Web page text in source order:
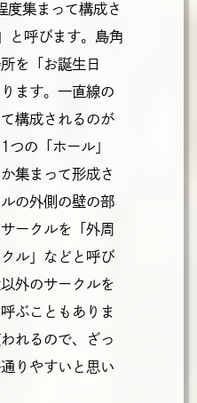
度集まって構成さ
と呼びます。島角
を「お誕生日
ます。一直線の
構成されるのが
つの「ホール」
集まって形成さ
の外側の壁の部
ークルを「外周
ル」などと呼び
外のサークルを
ぶこともありま
れるので、ざっ
りやすいと思い